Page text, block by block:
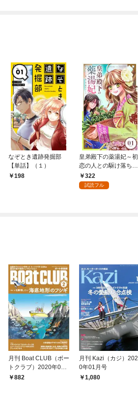
なぞとき遺跡発掘部
【単話】（１）
198
皇弟殿下の薬湯妃～初
恋の人との駆け落ち先
は後宮でした～【単
話】（１）
322
試読フル
月刊 Boat CLUB（ボー
トクラブ）2020年02
月号882
月刊 Kazi（カジ）202
0年01月号
1,080